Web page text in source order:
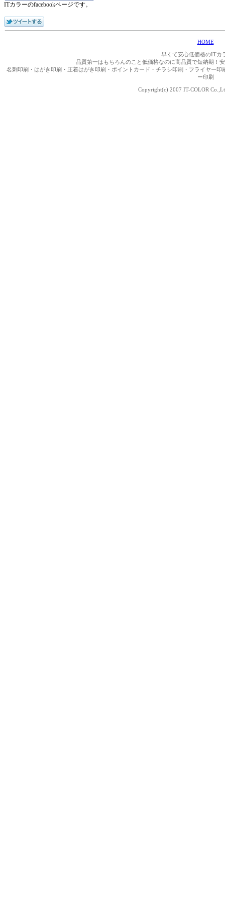
ITカラーのfacebookページです。
HOME
早くて安心低価格のITカ
品質第一はもちろんのこと低価格なのに高品質で短納期！
名刺印刷・はがき印刷・圧着はがき印刷・ポイントカード・チラシ印刷・フライヤー
ー印刷
Copyright(c) 2007 IT-COLOR